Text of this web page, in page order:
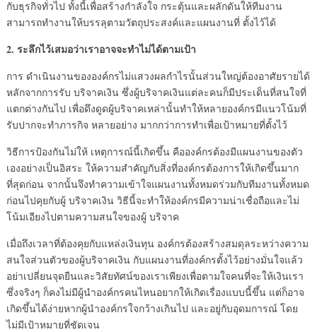
กับธุรกิจทั่วไป ทั้งนี้เพื่อสร้างกำลังใจ กระตุ้นและผลักดันให้ทีมงาน
สามารถทำงานให้บรรลุตามวัตถุประสงค์และแผนงานที่ ตั้งไว้ได้
2. ระลึกไว้เสมอว่าเราอาจจะทำไม่ได้ตามเป้า
การ ดำเนินงานขององค์กรไม่แสวงผลกำไรนั้นส่วนใหญ่ต้องอาศัยรายได้
หลักจากการรับ บริจาคเงิน ซึ่งผู้บริจาคเงินแต่ละคนก็มีประเด็นที่สนใจที่
แตกต่างกันไป เพื่อดึงดูดผู้บริจาคเหล่านั้นทำให้หลายองค์กรมีแนวโน้มที่
รับปากจะทำภารกิจ หลายอย่าง มากกว่าการทำเพื่อเป้าหมายที่ตั้งไว้
วิธีการป้องกันไม่ให้ เหตุการณ์นี้เกิดขึ้น คือองค์กรต้องมีแผนงานของตัว
เองอย่างเป็นอิสระ ให้ความสำคัญกับสิ่งที่องค์กรต้องการให้เกิดขึ้นมาก
ที่สุดก่อน จากนั้นจึงทำความเข้าใจแผนงานทั้งหมดร่วมกับทีมงานทั้งหมด
ก่อนไปคุยกับผู้ บริจาคเงิน วิธีนี้จะทำให้องค์กรมีความน่าเชื่อถือและไม่
โน้มเอียงไปตามความสนใจของผู้ บริจาค
เมื่อถึงเวลาที่ต้องคุยกับแหล่งเงินทุน องค์กรต้องสร้างสมดุลระหว่างความ
สนใจส่วนตัวของผู้บริจาคเงิน กับแผนงานที่องค์กรตั้งไว้อย่างมั่นใจแล้ว
อย่าเปลี่ยนจุดยืนและวิสัยทัศน์ของเราเพียงเพื่อตามใจคนที่จะให้เงินเรา
ซึ่งจริงๆ ก็คงไม่มีผู้นำองค์กรคนไหนอยากให้เกิดเรื่องแบบนี้ขึ้น แต่ก็อาจ
เกิดขึ้นได้ง่ายหากผู้นำองค์กรใจกว้างเกินไป และอยู่กับอุดมการณ์ โดย
ไม่มีเป้าหมายที่ชัดเจน